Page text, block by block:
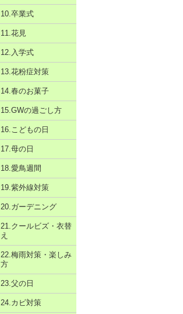
10.卒業式
11.花見
12.入学式
13.花粉症対策
14.春のお菓子
15.GWの過ごし方
16.こどもの日
17.母の日
18.愛鳥週間
19.紫外線対策
20.ガーデニング
21.クールビズ・衣替
え
22.梅雨対策・楽しみ
方
23.父の日
24.カビ対策